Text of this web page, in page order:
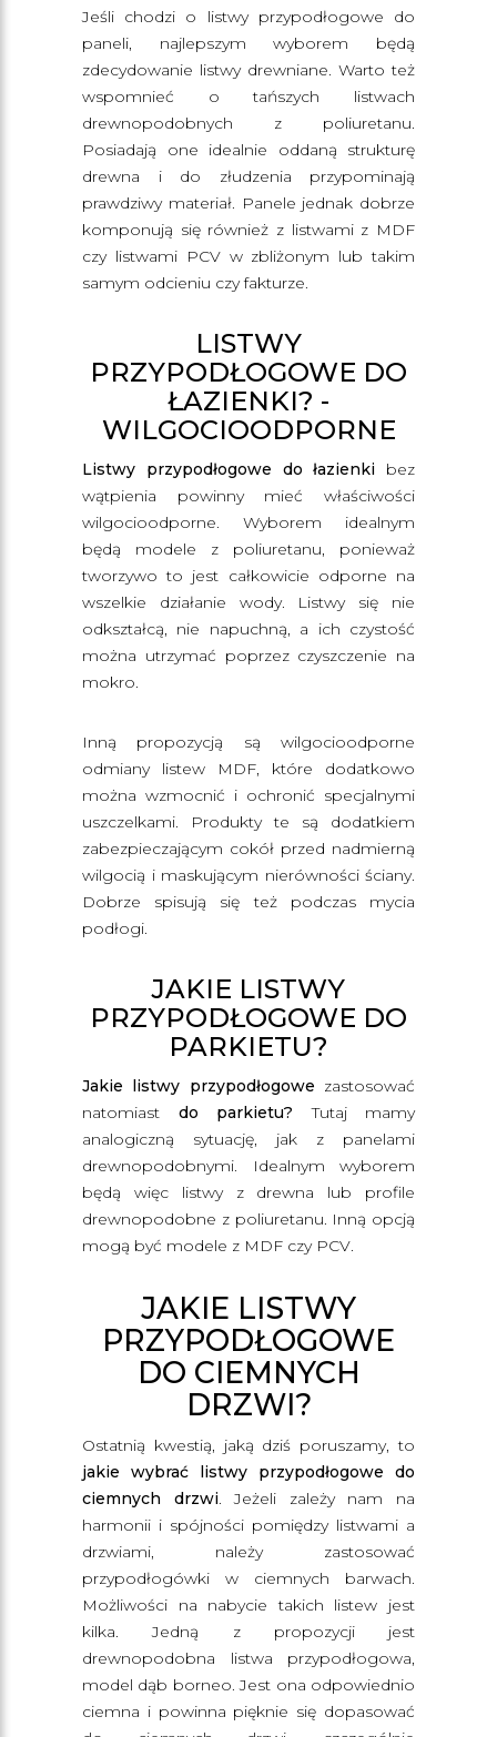
Jeśli chodzi o listwy przypodłogowe do
paneli, najlepszym wyborem będą
zdecydowanie listwy drewniane. Warto też
wspomnieć o tańszych listwach
drewnopodobnych z poliuretanu.
Posiadają one idealnie oddaną strukturę
drewna i do złudzenia przypominają
prawdziwy materiał. Panele jednak dobrze
komponują się również z listwami z MDF
czy listwami PCV w zbliżonym lub takim
samym odcieniu czy fakturze.
LISTWY
PRZYPODŁOGOWE DO
ŁAZIENKI? -
WILGOCIOODPORNE
Listwy przypodłogowe do łazienki bez
wątpienia powinny mieć właściwości
wilgocioodporne. Wyborem idealnym
będą modele z poliuretanu, ponieważ
tworzywo to jest całkowicie odporne na
wszelkie działanie wody. Listwy się nie
odkształcą, nie napuchną, a ich czystość
można utrzymać poprzez czyszczenie na
mokro.
Inną propozycją są wilgocioodporne
odmiany listew MDF, które dodatkowo
można wzmocnić i ochronić specjalnymi
uszczelkami. Produkty te są dodatkiem
zabezpieczającym cokół przed nadmierną
wilgocią i maskującym nierówności ściany.
Dobrze spisują się też podczas mycia
podłogi.
JAKIE LISTWY
PRZYPODŁOGOWE DO
PARKIETU?
Jakie listwy przypodłogowe zastosować
natomiast do parkietu? Tutaj mamy
analogiczną sytuację, jak z panelami
drewnopodobnymi. Idealnym wyborem
będą więc listwy z drewna lub profile
drewnopodobne z poliuretanu. Inną opcją
mogą być modele z MDF czy PCV.
JAKIE LISTWY
PRZYPODŁOGOWE
DO CIEMNYCH
DRZWI?
Ostatnią kwestią, jaką dziś poruszamy, to
jakie wybrać listwy przypodłogowe do
ciemnych drzwi. Jeżeli zależy nam na
harmonii i spójności pomiędzy listwami a
drzwiami, należy zastosować
przypodłogówki w ciemnych barwach.
Możliwości na nabycie takich listew jest
kilka. Jedną z propozycji jest
drewnopodobna listwa przypodłogowa,
model dąb borneo. Jest ona odpowiednio
ciemna i powinna pięknie się dopasować